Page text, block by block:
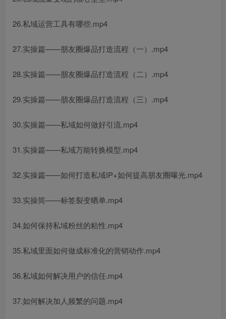
26.私域运营工具有哪些.mp4
27.实操篇——朋友圈爆品打造流程（一）.mp4
28.实操篇——朋友圈爆品打造流程（二）.mp4
29.实操篇——朋友圈爆品打造流程（三）.mp4
30.实操篇——私域如何做好引流.mp4
31.实操篇——私域万能转换模型.mp4
32.实操篇——如何打造私域IP+如何提高朋友圈曝光.mp4
33.实操筒——标签裂变晒单.mp4
34.如何保持私域粉丝的粘性.mp4
35.私域里面如何做成标准化的营销动作.mp4
36.私域如何解决用户的信任.mp4
37.如何解决加人频繁的问题.mp4